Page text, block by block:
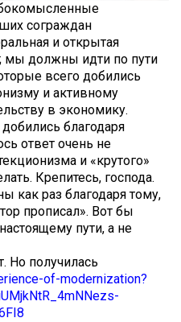
сограждан
и открытая
мы должны идти по пути
всего добились
и активному
в экономику.
благодаря
ответ очень не
и «крутого»
Крепитесь, господа.
как раз благодаря тому,
прописал». Вот бы
пути, а не
Но получилась
of-modernization?